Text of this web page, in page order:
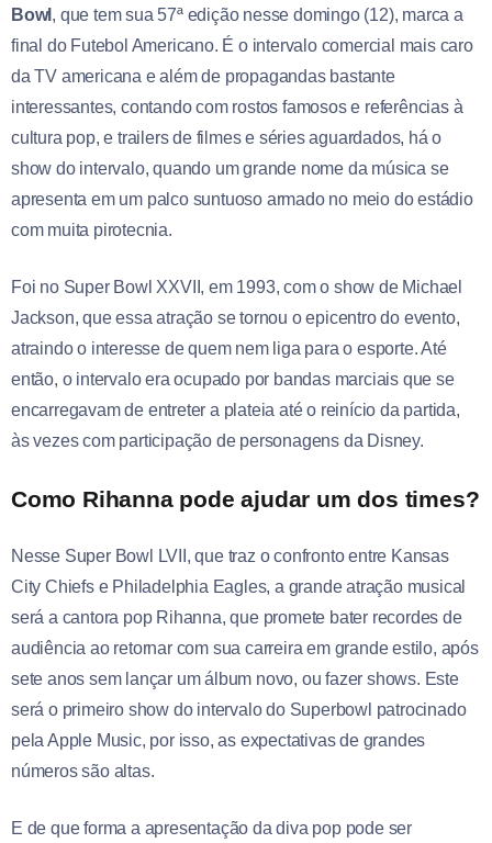
Bowl , que tem sua 57ª edição nesse domingo (12), marca a
final do Futebol Americano. É o intervalo comercial mais caro
da TV americana e além de propagandas bastante
interessantes, contando com rostos famosos e referências à
cultura pop, e trailers de filmes e séries aguardados, há o
show do intervalo, quando um grande nome da música se
apresenta em um palco suntuoso armado no meio do estádio
com muita pirotecnia.
Foi no Super Bowl XXVII, em 1993, com o show de Michael
Jackson, que essa atração se tornou o epicentro do evento,
atraindo o interesse de quem nem liga para o esporte. Até
então, o intervalo era ocupado por bandas marciais que se
encarregavam de entreter a plateia até o reinício da partida,
às vezes com participação de personagens da Disney.
Como Rihanna pode ajudar um dos times?
Nesse Super Bowl LVII, que traz o confronto entre Kansas
City Chiefs e Philadelphia Eagles, a grande atração musical
será a cantora pop Rihanna, que promete bater recordes de
audiência ao retornar com sua carreira em grande estilo, após
sete anos sem lançar um álbum novo, ou fazer shows. Este
será o primeiro show do intervalo do Superbowl patrocinado
pela Apple Music, por isso, as expectativas de grandes
números são altas.
E de que forma a apresentação da diva pop pode ser